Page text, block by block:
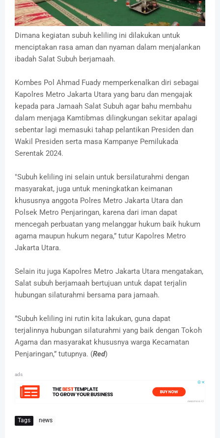
Dimana kegiatan subuh keliling ini dilakukan untuk
menciptakan rasa aman dan nyaman dalam menjalankan
ibadah Salat Subuh berjamaah.
Kombes Pol Ahmad Fuady memperkenalkan diri sebagai
Kapolres Metro Jakarta Utara yang baru dan mengajak
kepada para Jamaah Salat Subuh agar bahu membahu
dalam menjaga Kamtibmas dilingkungan sekitar apalagi
sebentar lagi memasuki tahap pelantikan Presiden dan
Wakil Presiden serta masa Kampanye Pemilukada
Serentak 2024.
"Subuh keliling ini selain untuk bersilaturahmi dengan
masyarakat, juga untuk meningkatkan keimanan
khususnya anggota Polres Metro Jakarta Utara dan
Polsek Metro Penjaringan, karena dari iman dapat
mencegah perbuatan yang melanggar hukum baik hukum
agama maupun hukum negara,” tutur Kapolres Metro
Jakarta Utara.
Selain itu juga Kapolres Metro Jakarta Utara mengatakan,
Salat subuh berjamaah bertujuan untuk dapat terjalin
hubungan silaturahmi bersama para jamaah.
”Subuh keliling ini rutin kita lakukan, guna dapat
terjalinnya hubungan silaturahmi yang baik dengan Tokoh
Agama dan masyarakat khususnya warga Kecamatan
Penjaringan,” tutupnya. (Red)
ads
Tags news